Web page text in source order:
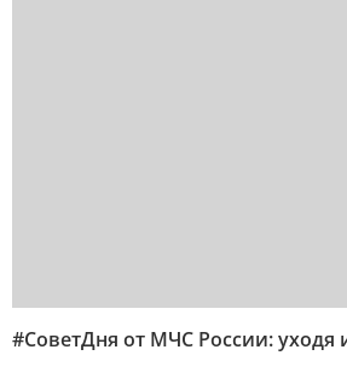
#СоветДня от МЧС России: